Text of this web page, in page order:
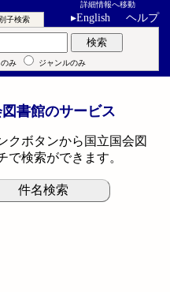
詳細情報へ移動
▸English ヘルプ
子検索
検索
み ジャンルのみ
書館のサービス
クボタンから国立国会図
で検索ができます。
件名検索